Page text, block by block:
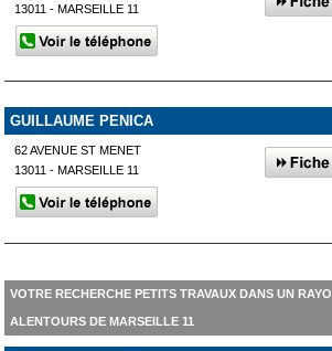
13011 - MARSEILLE 11
GUILLAUME PENICA
62 AVENUE ST MENET
13011 - MARSEILLE 11
VOTRE RECHERCHE PETITS TRAVAUX DANS UN
ALENTOURS DE MARSEILLE 11